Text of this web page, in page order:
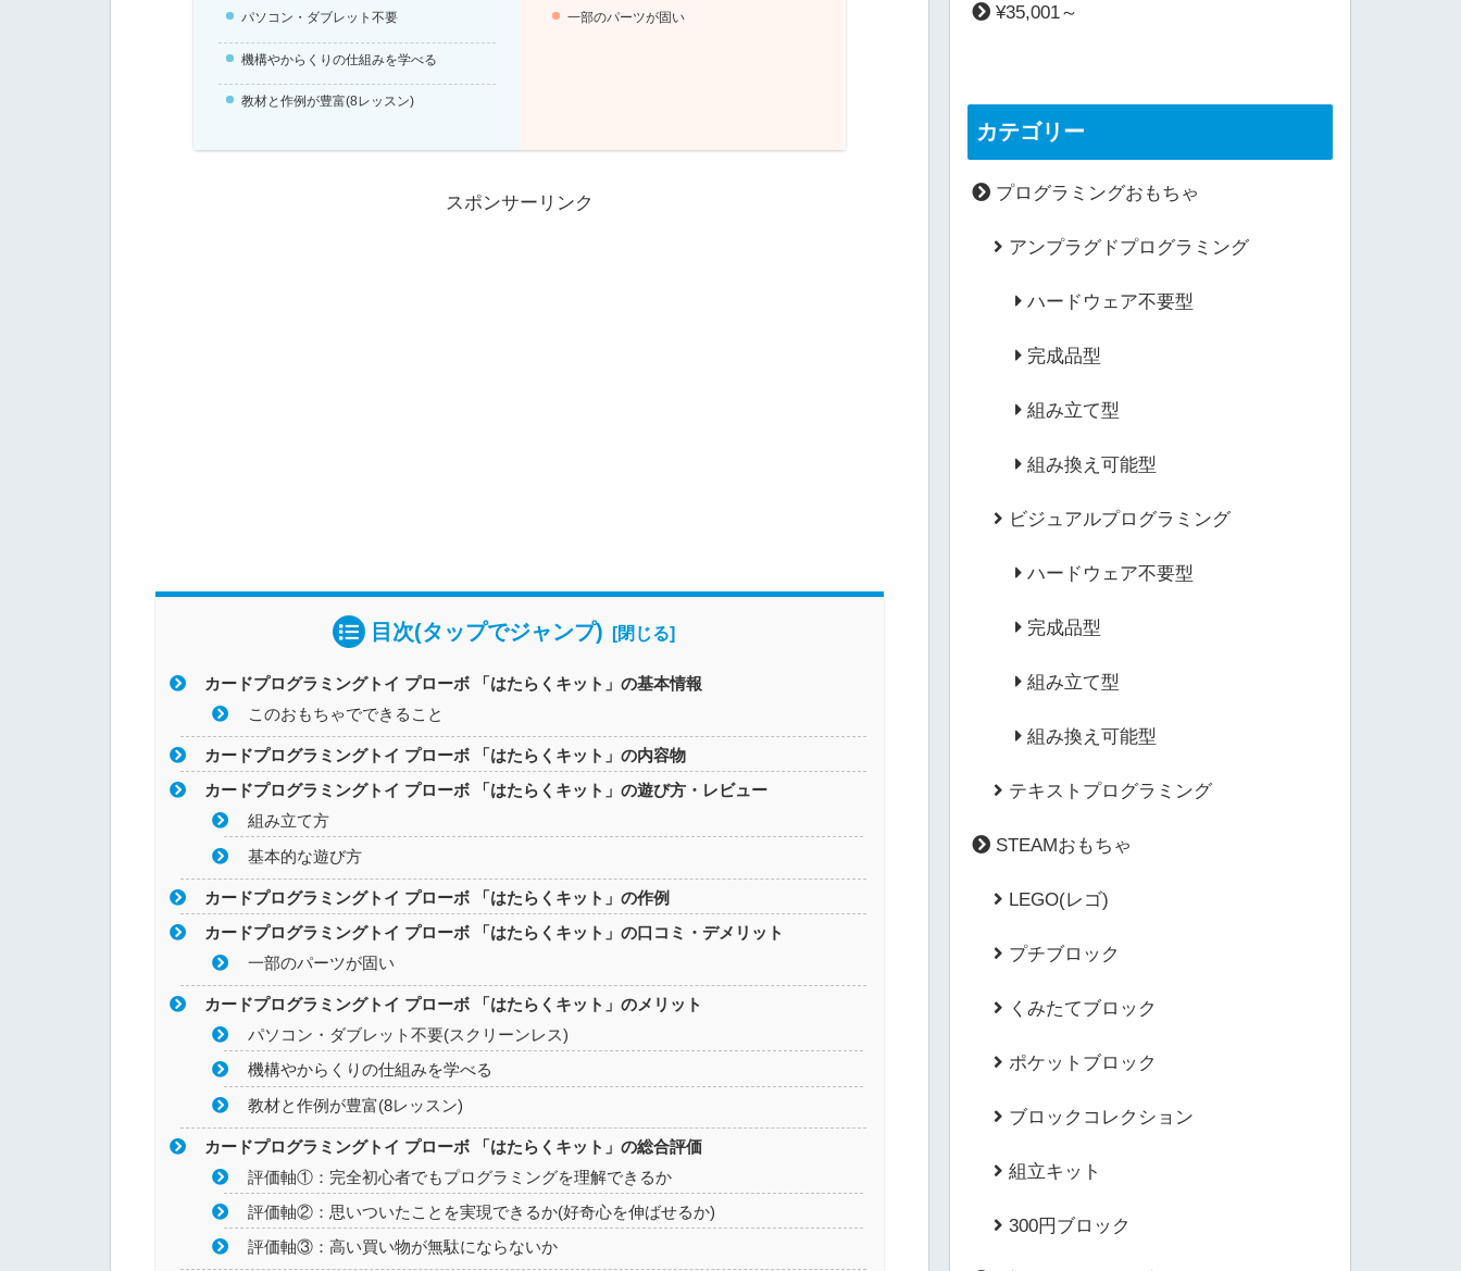
パソコン・ダブレット不要
機構やからくりの仕組みを学べる
教材と作例が豊富(8レッスン)
一部のパーツが固い
スポンサーリンク
目次(タップでジャンプ)
カードプログラミングトイ プローボ 「はたらくキット」の基本情報
このおもちゃでできること
カードプログラミングトイ プローボ 「はたらくキット」の内容物
カードプログラミングトイ プローボ 「はたらくキット」の遊び方・レビュー
組み立て方
基本的な遊び方
カードプログラミングトイ プローボ 「はたらくキット」の作例
カードプログラミングトイ プローボ 「はたらくキット」の口コミ・デメリット
一部のパーツが固い
カードプログラミングトイ プローボ 「はたらくキット」のメリット
パソコン・ダブレット不要(スクリーンレス)
機構やからくりの仕組みを学べる
教材と作例が豊富(8レッスン)
カードプログラミングトイ プローボ 「はたらくキット」の総合評価
評価軸①：完全初心者でもプログラミングを理解できるか
評価軸②：思いついたことを実現できるか(好奇心を伸ばせるか)
評価軸③：高い買い物が無駄にならないか
¥35,001～
カテゴリー
プログラミングおもちゃ
アンプラグドプログラミング
ハードウェア不要型
完成品型
組み立て型
組み換え可能型
ビジュアルプログラミング
ハードウェア不要型
完成品型
組み立て型
組み換え可能型
テキストプログラミング
STEAMおもちゃ
LEGO(レゴ)
プチブロック
くみたてブロック
ポケットブロック
ブロックコレクション
組立キット
300円ブロック